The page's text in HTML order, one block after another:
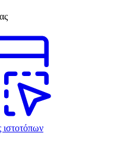
ιστοτόπων